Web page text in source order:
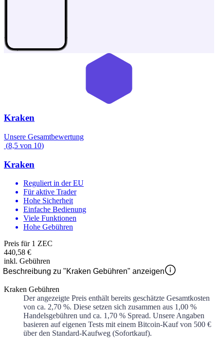
Kraken
Unsere Gesamtbewertung
(8,5 von 10)
Kraken
Reguliert in der EU
Für aktive Trader
Hohe Sicherheit
Einfache Bedienung
Viele Funktionen
Hohe Gebühren
Preis für 1 ZEC
440,58 €
inkl. Gebühren
Beschreibung zu "Kraken Gebühren" anzeigen
Kraken Gebühren
Der angezeigte Preis enthält bereits geschätzte Gesamtkosten
von ca. 2,70 %. Diese setzen sich zusammen aus 1,00 %
Handelsgebühren und ca. 1,70 % Spread. Unsere Angaben
basieren auf eigenen Tests mit einem Bitcoin-Kauf von 500 €
über den Standard-Kaufweg (Sofortkauf).